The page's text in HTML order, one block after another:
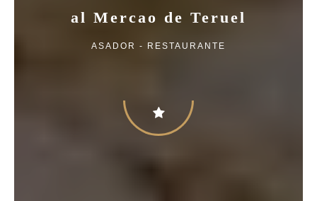
al Mercao de Teruel
ASADOR - RESTAURANTE